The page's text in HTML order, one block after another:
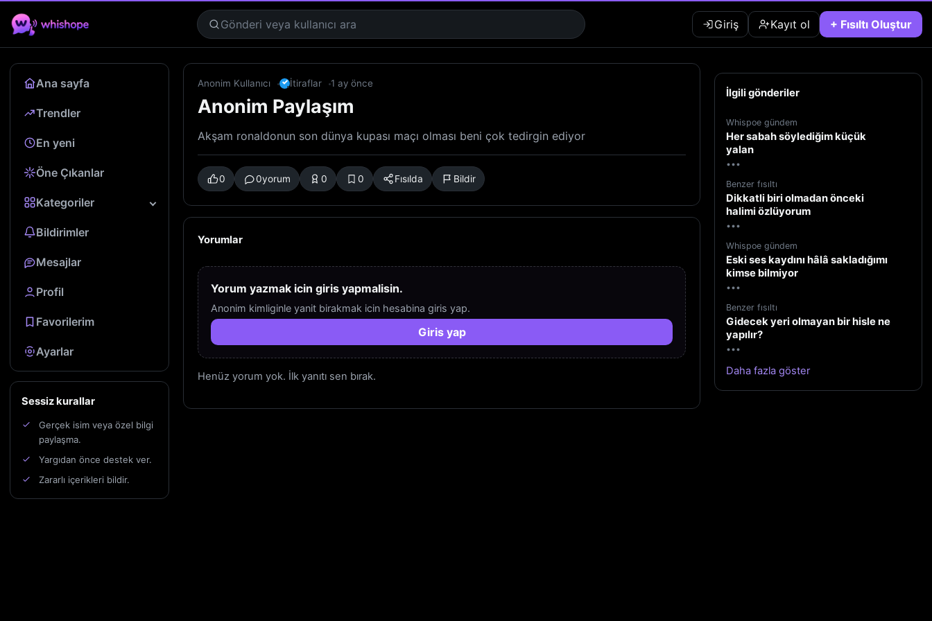
Giriş Kayıt ol + Fısıltı Oluştur
Ana sayfa
Trendler
En yeni
Öne Çıkanlar
Kategoriler
Bildirimler
Mesajlar
Profil
Favorilerim
Ayarlar
Sessiz kurallar
Gerçek isim veya özel bilgi
paylaşma.
Yargıdan önce destek ver.
Zararlı içerikleri bildir.
Anonim Kullanıcı ✓ İtiraflar 1 ay önce
Anonim Paylaşım
Akşam ronaldonun son dünya kupası maçı olması beni çok tedirgin ediyor
0 0yorum 0 0 Fısılda Bildir
Yorumlar
Yorum yazmak icin giris yapmalisin.
Anonim kimliginle yanit birakmak icin hesabina giris yap.
Giris yap
Henüz yorum yok. İlk yanıtı sen bırak.
İlgili gönderiler
Whispoe gündem
Her sabah söylediğim küçük
yalan
•••
Benzer fısıltı
Dikkatli biri olmadan önceki
halimi özlüyorum
•••
Whispoe gündem
Eski ses kaydını hâlâ sakladığımı
kimse bilmiyor
•••
Benzer fısıltı
Gidecek yeri olmayan bir hisle ne
yapılır?
•••
Daha fazla göster